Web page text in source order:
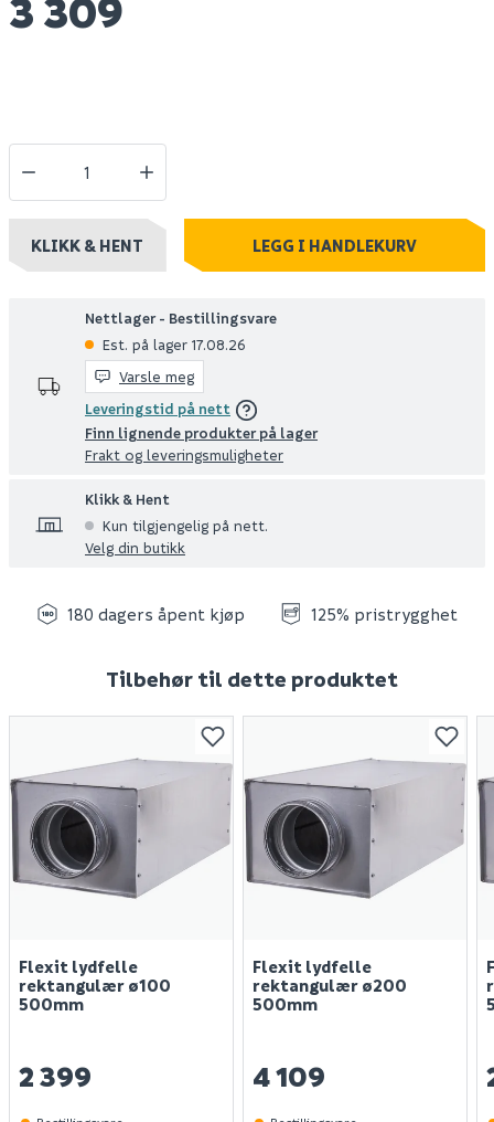
3 309
KLIKK & HENT LEGG I HANDLEKURV
Nettlager - Bestillingsvare
Est. på lager 17.08.26
Varsle meg
Leveringstid på nett
Finn lignende produkter på lager
Frakt og leveringsmuligheter
Klikk & Hent
Kun tilgjengelig på nett.
Velg din butikk
180 dagers åpent kjøp 125% pristrygghet
Tilbehør til dette produktet
Flexit lydfelle
rektangulær ø100
500mm
2 399
Flexit lydfelle
rektangulær ø200
500mm
4 109